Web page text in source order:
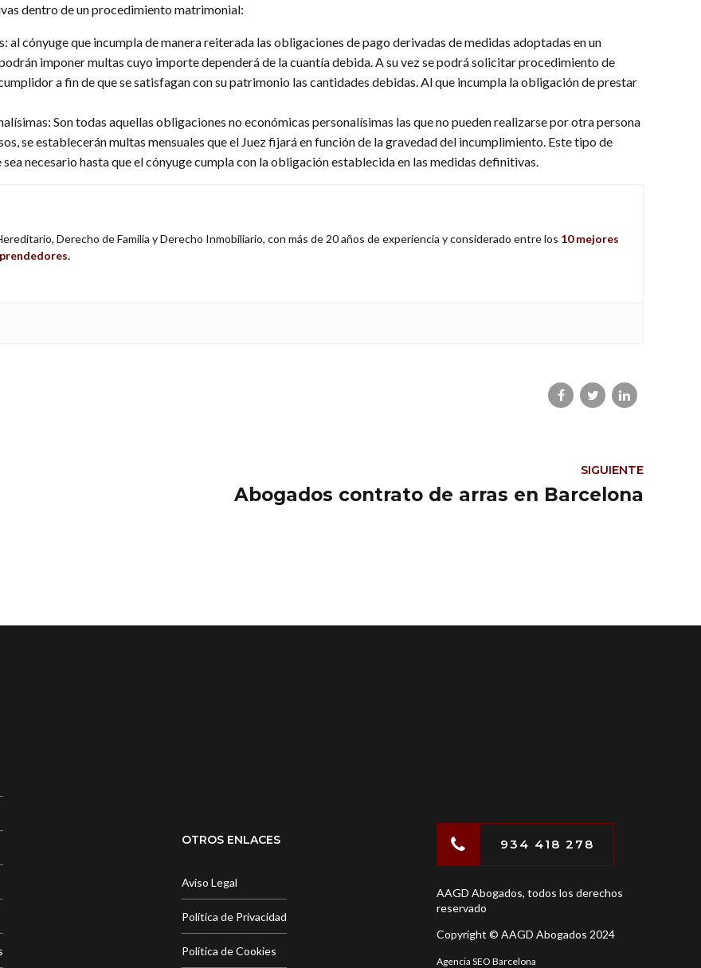
dentro de un procedimiento matrimonial:
cónyuge que incumpla de manera reiterada las obligaciones de pago derivadas de medidas adoptadas en un
imponer multas cuyo importe dependerá de la cuantía debida. A su vez se podrá solicitar procedimiento de
a fin de que se satisfagan con su patrimonio las cantidades debidas. Al que incumpla la obligación de prestar
Son todas aquellas obligaciones no económicas personalísimas las que no pueden realizarse por otra persona
se establecerán multas mensuales que el Juez fijará en función de la gravedad del incumplimiento. Este tipo de
necesario hasta que el cónyuge cumpla con la obligación establecida en las medidas definitivas.
Derecho de Familia y Derecho Inmobiliario, con más de 20 años de experiencia y considerado entre los 10 mejores
.
SIGUIENTE
Abogados contrato de arras en Barcelona
OTROS ENLACES
Aviso Legal
Política de Privacidad
Política de Cookies
934 418 278
AAGD Abogados, todos los derechos
reservado
Copyright © AAGD Abogados 2024
Agencia SEO Barcelona